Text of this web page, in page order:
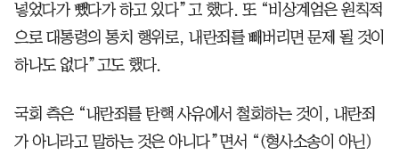
넣었다가 뺐다가 하고 있다”고 했다. 또 “비상계엄은 원칙적
으로 대통령의 통치 행위로, 내란죄를 빼버리면 문제 될 것이
하나도 없다”고도 했다.
국회 측은 “내란죄를 탄핵 사유에서 철회하는 것이, 내란죄
가 아니라고 말하는 것은 아니다”면서 “(형사소송이 아닌)